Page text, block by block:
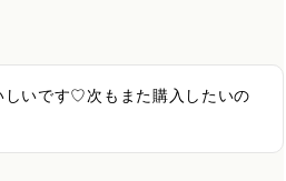
しいです♡次もまた購入したいの